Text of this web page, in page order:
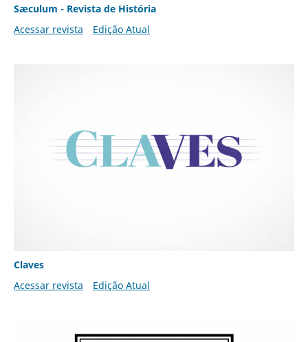
Sæculum - Revista de História
Acessar revista
Edição Atual
Claves
Acessar revista
Edição Atual